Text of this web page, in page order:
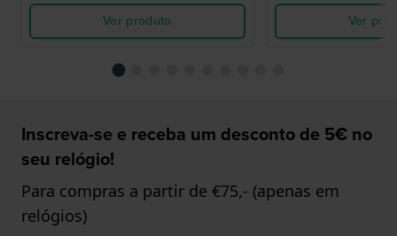
Ver produto
Ver
Inscreva-se e receba um desconto de 5€ no
seu relógio!
Para compras a partir de €75,- (apenas em
relógios)